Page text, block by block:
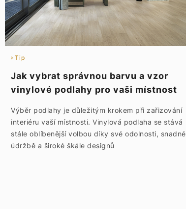
Tip
Jak vybrat správnou barvu a vzor
vinylové podlahy pro vaši místnost
Výběr podlahy je důležitým krokem při zařizování
interiéru vaší místnosti. Vinylová podlaha se stává
stále oblíbenější volbou díky své odolnosti, snadné
údržbě a široké škále designů